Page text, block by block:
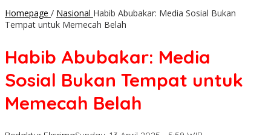
Homepage / Nasional Habib Abubakar: Media Sosial Bukan
Tempat untuk Memecah Belah
Habib Abubakar: Media
Sosial Bukan Tempat untuk
Memecah Belah